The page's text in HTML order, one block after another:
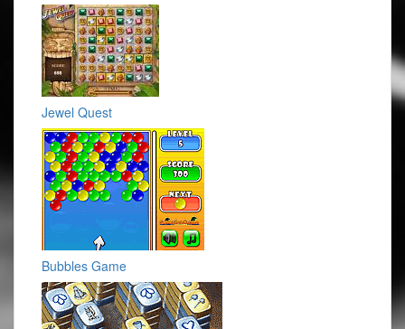
Jewel Quest
Bubbles Game